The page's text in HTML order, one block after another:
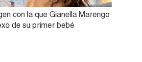
con la que Gianella Marengo
de su primer bebé